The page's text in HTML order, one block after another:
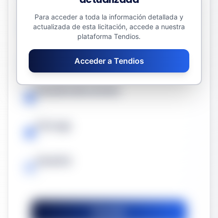
Valor estimado del contrato
111.713,89 €
Fecha límite
-
Para acceder a toda la información detallada y
actualizada de esta licitación, accede a nuestra
plataforma Tendios.
Acceder a Tendios